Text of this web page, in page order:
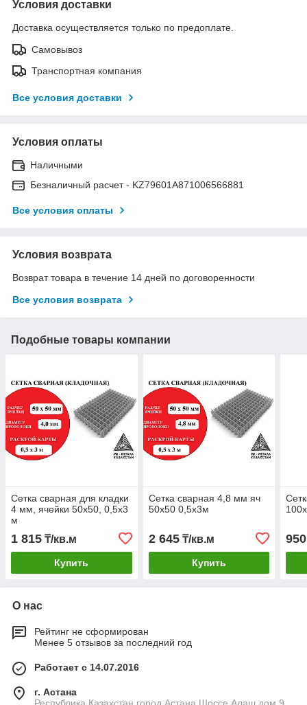
Условия доставки
Доставка осуществляется только по предоплате.
Самовывоз
Транспортная компания
Все условия доставки
Условия оплаты
Наличными
Безналичный расчет - KZ79601A871006566881
Все условия оплаты
Условия возврата
Возврат товара в течение 14 дней по договоренности
Все условия возврата
Подобные товары компании
Сетка сварная для кладки
4 мм, ячейки 50х50, 0,5х3
м
1 815 ₸/кв.м
Купить
Сетка сварная 4,8 мм яч
50х50 0,5х3м
2 645₸/кв.м
Купить
950
О нас
Рейтинг не сформирован
Менее 5 отзывов за последний год
Работает с 14.07.2016
г. Астана